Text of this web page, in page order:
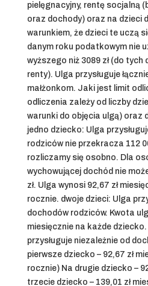
pielęgnacyjny, rentę socjalną
oraz dochody) oraz na dzieci
warunkiem, że dzieci te uczą
danym roku podatkowym nie
wyższego niż 3089 zł (do
renty). Ulga przysługuje
małżonkom. Jaki jest limit
odliczenia zależy od liczby
warunki do objęcia ulgą) oraz
jedno dziecko: Ulga
rodziców nie przekracza 112
rozliczamy się osobno. Dla
wychowującej dochód nie
zł. Ulga wynosi 92,67 zł
rocznie. dwoje dzieci: Ulga
dochodów rodziców. Kwota
miesięcznie na każde
przysługuje niezależnie od
pierwsze dziecko – 92,67 zł
rocznie) Na drugie dziecko –
trzecie dziecko – 139,01 zł